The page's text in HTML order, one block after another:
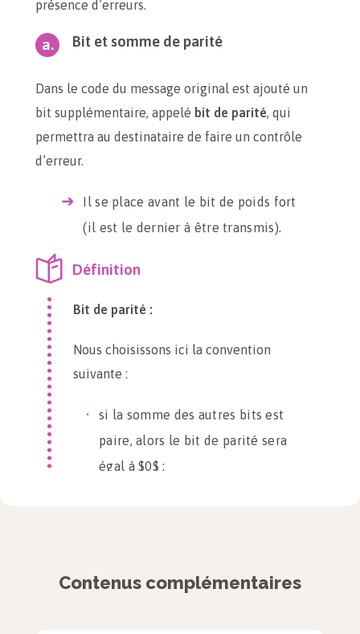
présence d’erreurs.
Bit et somme de parité
Dans le code du message original est ajouté un
bit supplémentaire, appelé bit de parité, qui
permettra au destinataire de faire un contrôle
d’erreur.
Il se place avant le bit de poids fort
(il est le dernier à être transmis).
Définition
Bit de parité :
Nous choisissons ici la convention
suivante :
si la somme des autres bits est
paire, alors le bit de parité sera
égal à $0$ ;
Ainsi, la somme globale des
Contenus complémentaires